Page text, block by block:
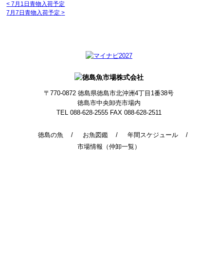
< 7月1日青物入荷予定
7月7日青物入荷予定>
徳島の魚 お魚図鑑
年間スケジュール
市場情報（仲卸一覧）
〒770-0872徳島県徳島市北沖洲4丁目1番38号
徳島市中央卸売市場内
TEL 088-628-2555 FAX 088-628-2511